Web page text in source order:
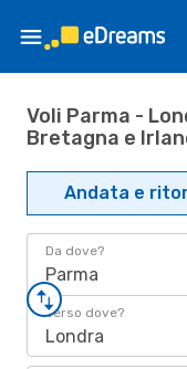
Voli Parma -
Bretagna e
Andata e
Da dove?
Parma
Verso dove?
Londra